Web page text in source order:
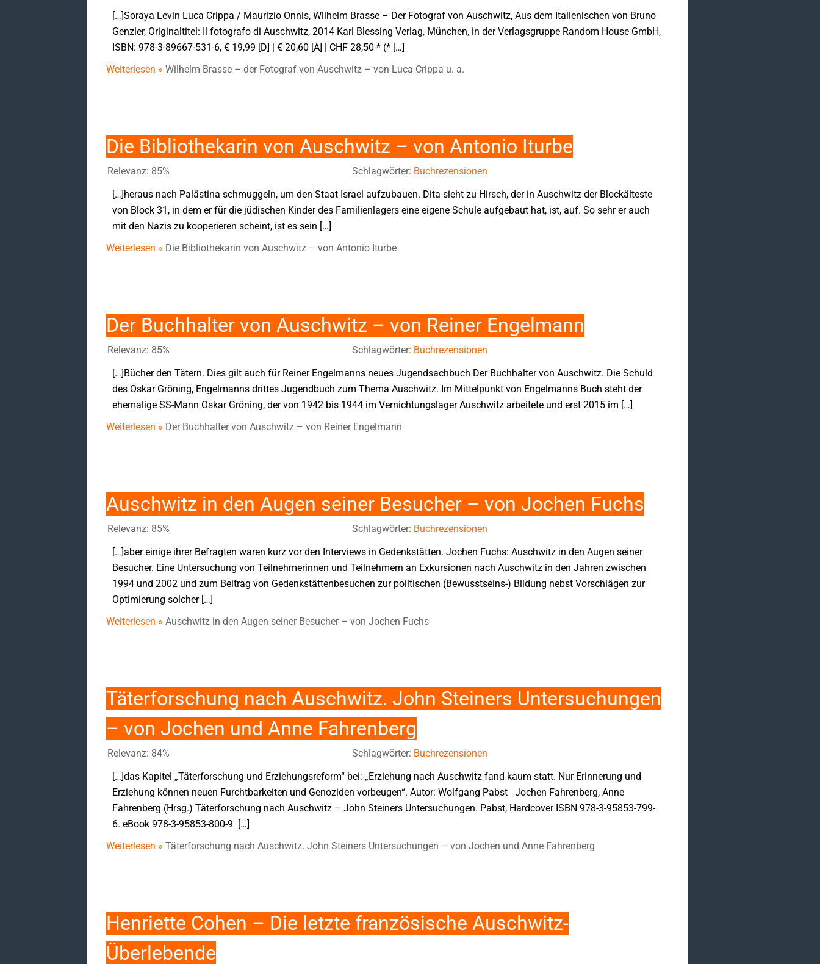
[…]Soraya Levin Luca Crippa / Maurizio Onnis, Wilhelm Brasse – Der Fotograf von Auschwitz, Aus dem Italienischen von Bruno
Genzler, Originaltitel: Il fotografo di Auschwitz, 2014 Karl Blessing Verlag, München, in der Verlagsgruppe Random House GmbH,
ISBN: 978-3-89667-531-6, € 19,99 [D] | € 20,60 [A] | CHF 28,50 * (* […]
Weiterlesen » Wilhelm Brasse – der Fotograf von Auschwitz – von Luca Crippa u. a.
Die Bibliothekarin von Auschwitz – von Antonio Iturbe
Relevanz: 85% Schlagwörter: Buchrezensionen
[…]heraus nach Palästina schmuggeln, um den Staat Israel aufzubauen. Dita sieht zu Hirsch, der in Auschwitz der Blockälteste
von Block 31, in dem er für die jüdischen Kinder des Familienlagers eine eigene Schule aufgebaut hat, ist, auf. So sehr er auch
mit den Nazis zu kooperieren scheint, ist es sein […]
Weiterlesen » Die Bibliothekarin von Auschwitz – von Antonio Iturbe
Der Buchhalter von Auschwitz – von Reiner Engelmann
Relevanz: 85% Schlagwörter: Buchrezensionen
[…]Bücher den Tätern. Dies gilt auch für Reiner Engelmanns neues Jugendsachbuch Der Buchhalter von Auschwitz. Die Schuld
des Oskar Gröning, Engelmanns drittes Jugendbuch zum Thema Auschwitz. Im Mittelpunkt von Engelmanns Buch steht der
ehemalige SS-Mann Oskar Gröning, der von 1942 bis 1944 im Vernichtungslager Auschwitz arbeitete und erst 2015 im […]
Weiterlesen » Der Buchhalter von Auschwitz – von Reiner Engelmann
Auschwitz in den Augen seiner Besucher – von Jochen Fuchs
Relevanz: 85% Schlagwörter: Buchrezensionen
[…]aber einige ihrer Befragten waren kurz vor den Interviews in Gedenkstätten. Jochen Fuchs: Auschwitz in den Augen seiner
Besucher. Eine Untersuchung von Teilnehmerinnen und Teilnehmern an Exkursionen nach Auschwitz in den Jahren zwischen
1994 und 2002 und zum Beitrag von Gedenkstättenbesuchen zur politischen (Bewusstseins-) Bildung nebst Vorschlägen zur
Optimierung solcher […]
Weiterlesen » Auschwitz in den Augen seiner Besucher – von Jochen Fuchs
Täterforschung nach Auschwitz. John Steiners Untersuchungen
– von Jochen und Anne Fahrenberg
Relevanz: 84% Schlagwörter: Buchrezensionen
[…]das Kapitel „Täterforschung und Erziehungsreform“ bei: „Erziehung nach Auschwitz fand kaum statt. Nur Erinnerung und
Erziehung können neuen Furchtbarkeiten und Genoziden vorbeugen“. Autor: Wolfgang Pabst Jochen Fahrenberg, Anne
Fahrenberg (Hrsg.) Täterforschung nach Auschwitz – John Steiners Untersuchungen. Pabst, Hardcover ISBN 978-3-95853-799-
6. eBook 978-3-95853-800-9 […]
Weiterlesen » Täterforschung nach Auschwitz. John Steiners Untersuchungen – von Jochen und Anne Fahrenberg
Henriette Cohen – Die letzte französische Auschwitz-
Überlebende